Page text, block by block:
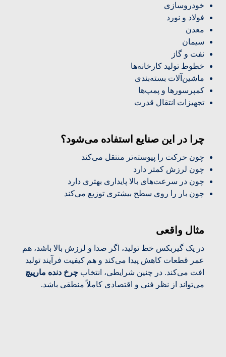
خودروسازی
فولاد و نورد
معدن
سیمان
نفت و گاز
خطوط تولید کارخانه‌ها
ماشین‌آلات بسته‌بندی
کمپرسورها و پمپ‌ها
تجهیزات انتقال قدرت
چرا در این صنایع استفاده می‌شود؟
چون حرکت را پیوسته‌تر منتقل می‌کند
چون لرزش کمتر دارد
چون در سرعت‌های بالا پایداری بهتری دارد
چون بار را روی سطح بیشتری توزیع می‌کند
مثال واقعی
در یک گیربکس خط تولید، اگر صدا و لرزش بالا باشد، هم
عمر قطعات کاهش پیدا می‌کند و هم کیفیت فرآیند تولید
افت می‌کند. در چنین شرایطی، انتخاب چرخ دنده مارپیچ
می‌تواند از نظر فنی و اقتصادی کاملاً منطقی باشد.